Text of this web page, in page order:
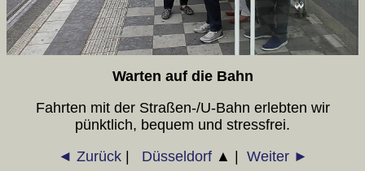
Warten auf die Bahn
Fahrten mit der Straßen-/U-Bahn erlebten wir
pünktlich, bequem und stressfrei.
◄ Zurück | Düsseldorf ▲ | Weiter ►